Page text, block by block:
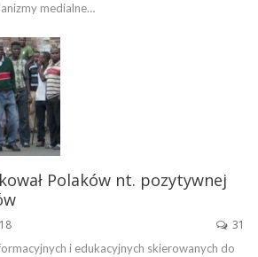
medialne…
Polaków nt. pozytywnej
31
i edukacyjnych skierowanych do